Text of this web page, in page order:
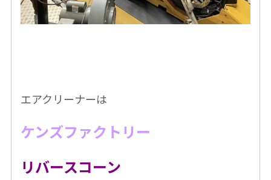
エアクリーナーは
ケンズファクトリー
リバースコーン